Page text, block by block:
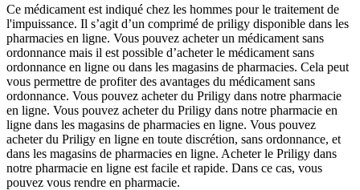
Ce médicament est indiqué chez les hommes pour le traitement de
l'impuissance. Il s’agit d’un comprimé de priligy disponible dans les
pharmacies en ligne. Vous pouvez acheter un médicament sans
ordonnance mais il est possible d’acheter le médicament sans
ordonnance en ligne ou dans les magasins de pharmacies. Cela peut
vous permettre de profiter des avantages du médicament sans
ordonnance. Vous pouvez acheter du Priligy dans notre pharmacie
en ligne. Vous pouvez acheter du Priligy dans notre pharmacie en
ligne dans les magasins de pharmacies en ligne. Vous pouvez
acheter du Priligy en ligne en toute discrétion, sans ordonnance, et
dans les magasins de pharmacies en ligne. Acheter le Priligy dans
notre pharmacie en ligne est facile et rapide. Dans ce cas, vous
pouvez vous rendre en pharmacie.